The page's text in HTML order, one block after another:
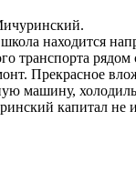
находится
транспорта
Прекрасное
машину,
капитал не